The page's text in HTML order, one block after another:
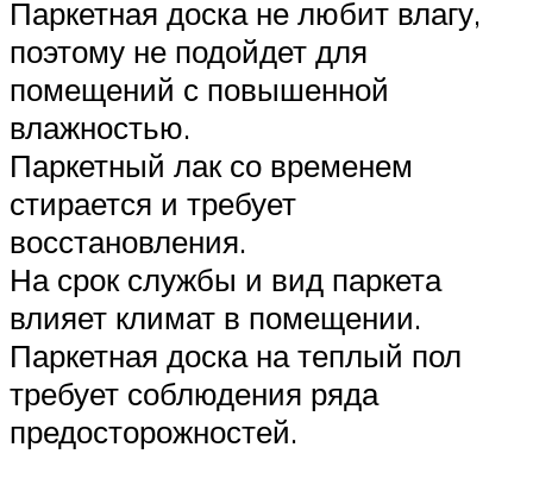
Паркетная доска не любит влагу,
поэтому не подойдет для
помещений с повышенной
влажностью.
Паркетный лак со временем
стирается и требует
восстановления.
На срок службы и вид паркета
влияет климат в помещении.
Паркетная доска на теплый пол
требует соблюдения ряда
предосторожностей.